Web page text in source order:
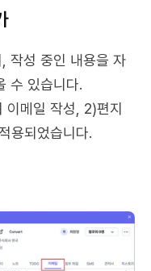
작성 중인 내용을 자
수 있습니다.
메일 작성, 2)편지
용되었습니다.